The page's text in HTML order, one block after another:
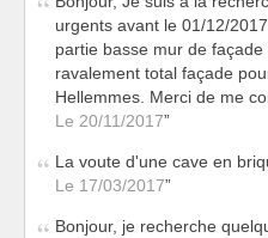
urgents avant le 01/12/
partie basse mur de
ravalement total façade
Hellemmes. Merci de me
Le 20/11/2017
La voute d'une cave en
Le 17/03/2017
Bonjour, je recherche